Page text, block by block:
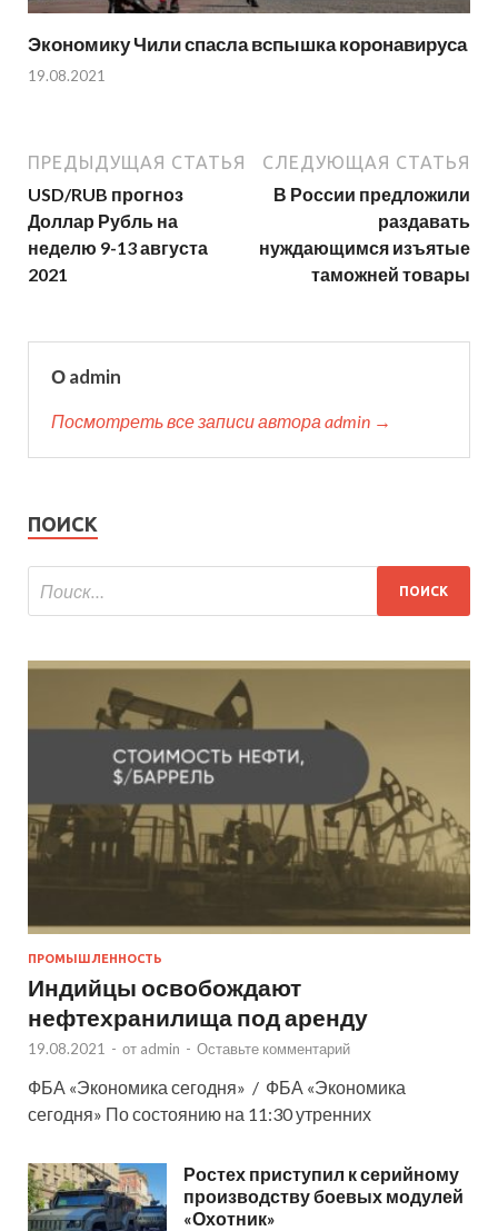
Экономику Чили спасла вспышка коронавируса
19.08.2021
ПРЕДЫДУЩАЯ СТАТЬЯ
USD/RUB прогноз
Доллар Рубль на
неделю 9-13 августа
2021
СЛЕДУЮЩАЯ СТАТЬЯ
В России предложили
раздавать
нуждающимся изъятые
таможней товары
О admin
Посмотреть все записи автора admin →
ПОИСК
ПРОМЫШЛЕННОСТЬ
Индийцы освобождают
нефтехранилища под аренду
19.08.2021 - от admin - Оставьте комментарий
ФБА «Экономика сегодня» / ФБА «Экономика
сегодня» По состоянию на 11:30 утренних
Ростех приступил к серийному
производству боевых модулей
«Охотник»